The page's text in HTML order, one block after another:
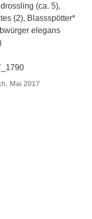
(ca. 5),
(2), Blassspötter*
elegans
Mai 2017